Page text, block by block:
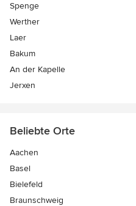
Spenge
Werther
Laer
Bakum
An der Kapelle
Jerxen
Beliebte Orte
Aachen
Basel
Bielefeld
Braunschweig